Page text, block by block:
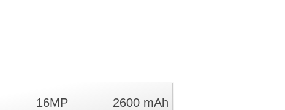
16MP 2600 mAh